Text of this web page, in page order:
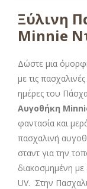
Ξύλινη
Minnie
Δώστε μια
με τις
ημέρες του
Αυγοθήκη
φαντασία και
πασχαλινή
σταντ για την
διακοσμημένη
UV. Στην